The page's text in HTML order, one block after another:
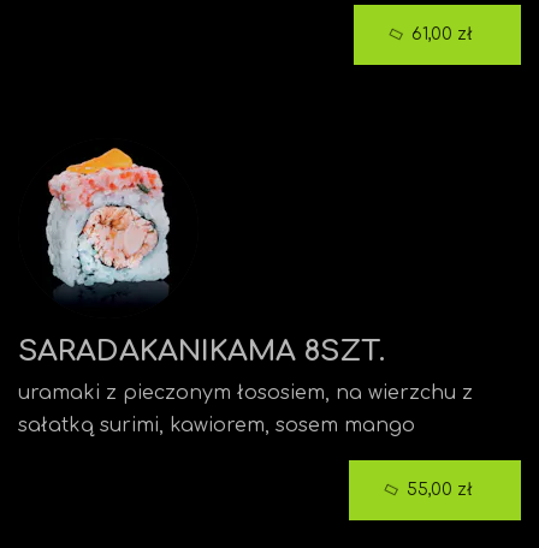
SARADAKANIKAMA 8SZT.
uramaki z pieczonym łososiem, na wierzchu z
sałatką surimi, kawiorem, sosem mango